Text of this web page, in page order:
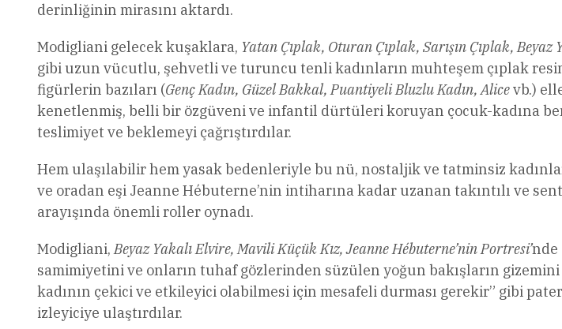
derinliğinin mirasını aktardı.
Modigliani gelecek kuşaklara, Yatan Çıplak, Oturan Çıplak, Sarışın Çıplak, Beyaz
gibi uzun vücutlu, şehvetli ve turuncu tenli kadınların muhteşem çıplak
figürlerin bazıları (Genç Kadın, Güzel Bakkal, Puantiyeli Bluzlu Kadın, Alicevb.)
kenetlenmiş, belli bir özgüveni ve infantil dürtüleri koruyan çocuk-kadına
teslimiyet ve beklemeyi çağrıştırdılar.
Hem ulaşılabilir hem yasak bedenleriyle bu nü, nostaljik ve tatminsiz
ve oradan eşi Jeanne Hébuterne’nin intiharına kadar uzanan takıntılı ve
arayışında önemli roller oynadı.
Modigliani,Beyaz Yakalı Elvire, Mavili Küçük Kız, Jeanne Hébuterne’nin Portresi’nde
samimiyetini ve onların tuhaf gözlerinden süzülen yoğun bakışların gizemini
kadının çekici ve etkileyici olabilmesi için mesafeli durması gerekir” gibi
izleyiciye ulaştırdılar.